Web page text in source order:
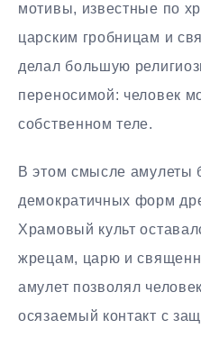
мотивы, известные по
царским гробницам и
делал большую
переносимой: человек
собственном теле.
В этом смысле амулеты
демократичных форм
Храмовый культ
жрецам, царю и
амулет позволял
осязаемый контакт с